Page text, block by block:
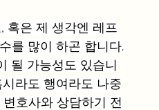
혹은 제 생각엔 레프
를 많이 하곤 합니다.
될 가능성도 있습니
라도 행여라도 나중
호사와 상담하기 전